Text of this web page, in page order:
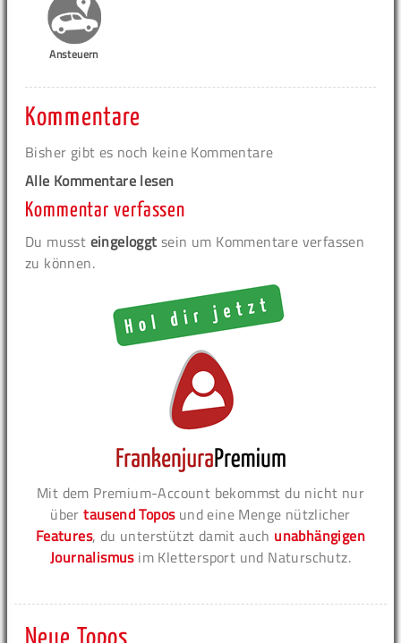
Ansteuern
Kommentare
Bisher gibt es noch keine Kommentare
Alle Kommentare lesen
Kommentar verfassen
Du musst eingeloggt sein um Kommentare verfassen
zu können.
Mit dem Premium-Account bekommst du nicht nur
übertausend Toposund eine Menge nützlicher
Features, du unterstützt damit auch unabhängigen
Journalismusim Klettersport und Naturschutz.